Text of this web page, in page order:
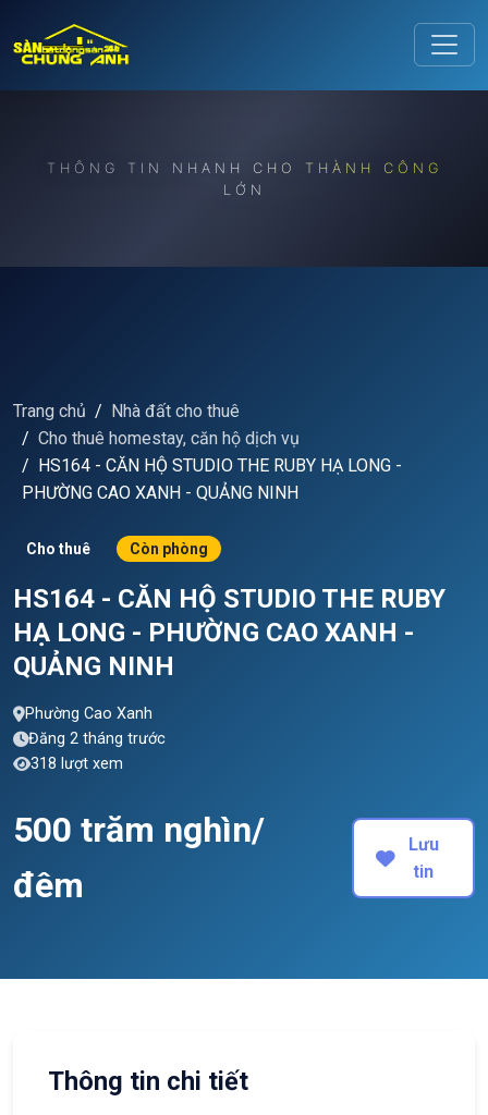
THÔNG TIN NHANH CHO THÀNH CÔNG
LỚN
Trang chủ
Nhà đất cho thuê
Cho thuê homestay, căn hộ dịch vụ
HS164 - CĂN HỘ STUDIO THE RUBY HẠ LONG -
PHƯỜNG CAO XANH - QUẢNG NINH
Cho thuê Còn phòng
HS164 - CĂN HỘ STUDIO THE RUBY
HẠ LONG - PHƯỜNG CAO XANH -
QUẢNG NINH
Phường Cao Xanh
Đăng 2 tháng trước
318 lượt xem
500 trăm nghìn/
đêm
Lưu
tin
Thông tin chi tiết